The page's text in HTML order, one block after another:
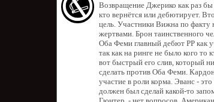
Возвращение Джерико как раз бы
кто вернётся или дебютирует.
цель. Участники Вижна по факту
жертвами. Брон таинственного
Оба Феми главный дебют РР как
так как на ринге не было кого
вот быстрый его слив, который
сделать против Оба Феми.
участие в роли корма. Эванс -
должен был сделай какой-то